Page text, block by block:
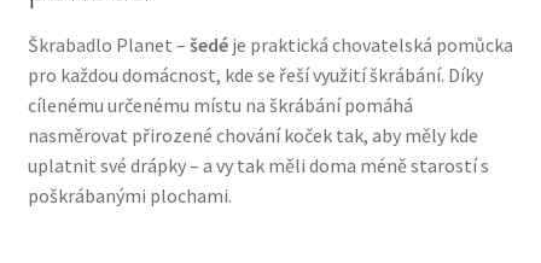
Vše pro psy — Krmivo, doplňky, vybavení
Boudy a výběhy
Bozita pro psy — Švédské krmivo s nordickou kvalitou
Brit pro psy
Škrabadlo Planet – šedéje praktická chovatelská pomůcka
pro každou domácnost, kde se řeší využití škrábání. Díky
cílenému určenému místu na škrábání pomáhá
nasměrovat přirozené chování koček tak, aby měly kde
uplatnit své drápky – a vy tak měli doma méně starostí s
poškrábanými plochami.